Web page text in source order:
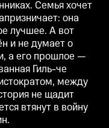
Гиль-че
между ними
страсть. Но история
влюблённых: скоро
окажется втянут в войну с
империей Цин.
Семья хочет
она
лучшее. А вот
и не думает о
а его прошлое —
Гиль-че
между
не щадит
втянут в войну